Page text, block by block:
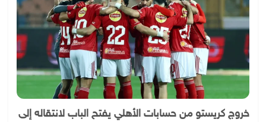
خروج كريستو من حسابات الأهلي يفتح الباب لانتقاله إلى